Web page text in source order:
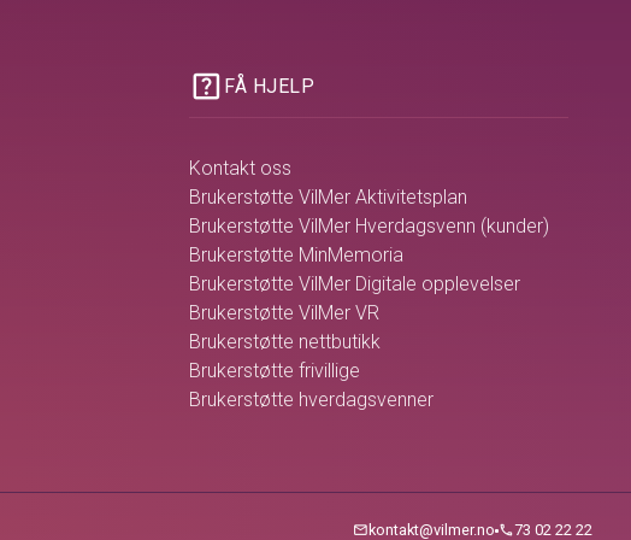
help_center FÅ HJELP
Kontakt oss
Brukerstøtte VilMer Aktivitetsplan
Brukerstøtte VilMer Hverdagsvenn (kunder)
Brukerstøtte MinMemoria
Brukerstøtte VilMer Digitale opplevelser
Brukerstøtte VilMer VR
Brukerstøtte nettbutikk
Brukerstøtte frivillige
Brukerstøtte hverdagsvenner
mail kontakt@vilmer.no call73 02 22 22